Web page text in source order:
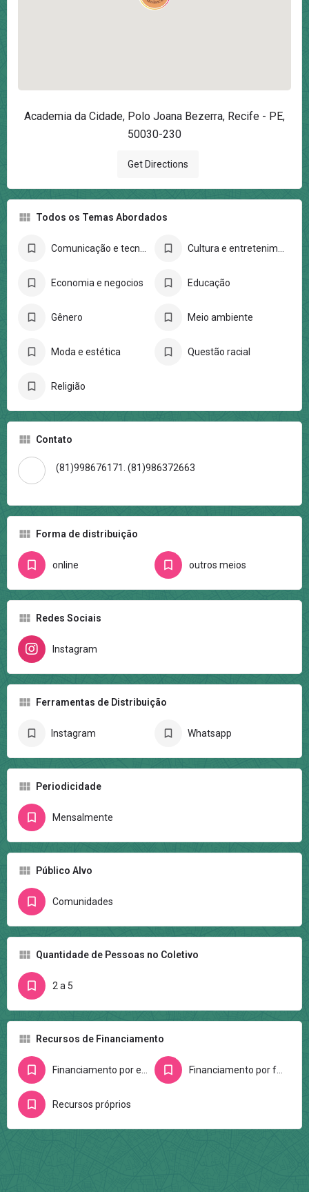
Academia da Cidade, Polo Joana Bezerra, Recife - PE,
50030-230
Get Directions
Todos os Temas Abordados
Comunicação e tecnologia Cultura e entretenimento
Economia e negocios Educação
Gênero Meio ambiente
Moda e estética Questão racial
Religião
Contato
(81)998676171. (81)986372663
Forma de distribuição
online outros meios
Redes Sociais
Instagram
Ferramentas de Distribuição
Instagram Whatsapp
Periodicidade
Mensalmente
Público Alvo
Comunidades
Quantidade de Pessoas no Coletivo
2 a 5
Recursos de Financiamento
Financiamento por editais Financiamento por fundações e/ou entidades
Recursos próprios